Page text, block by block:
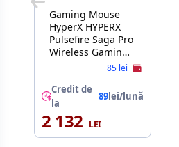
Gaming Mouse
HyperX HYPERX
Pulsefire Saga Pro
Wireless Gaming
Mouse, Black,
DPI presets,
HyperX 26K
Sensor, RGB
lighting, HyperX
Optical Switches,
85 lei
Credit de
la
89lei/lună
2 132